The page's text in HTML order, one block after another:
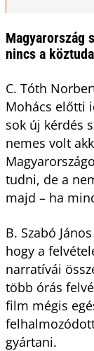
Magyarország
nincs a
C. Tóth
Mohács előtti
sok új kérdés
nemes volt
tudni, de a
majd – ha
B. Szabó
hogy a
narratívái
több órás
film mégis
gyártani.